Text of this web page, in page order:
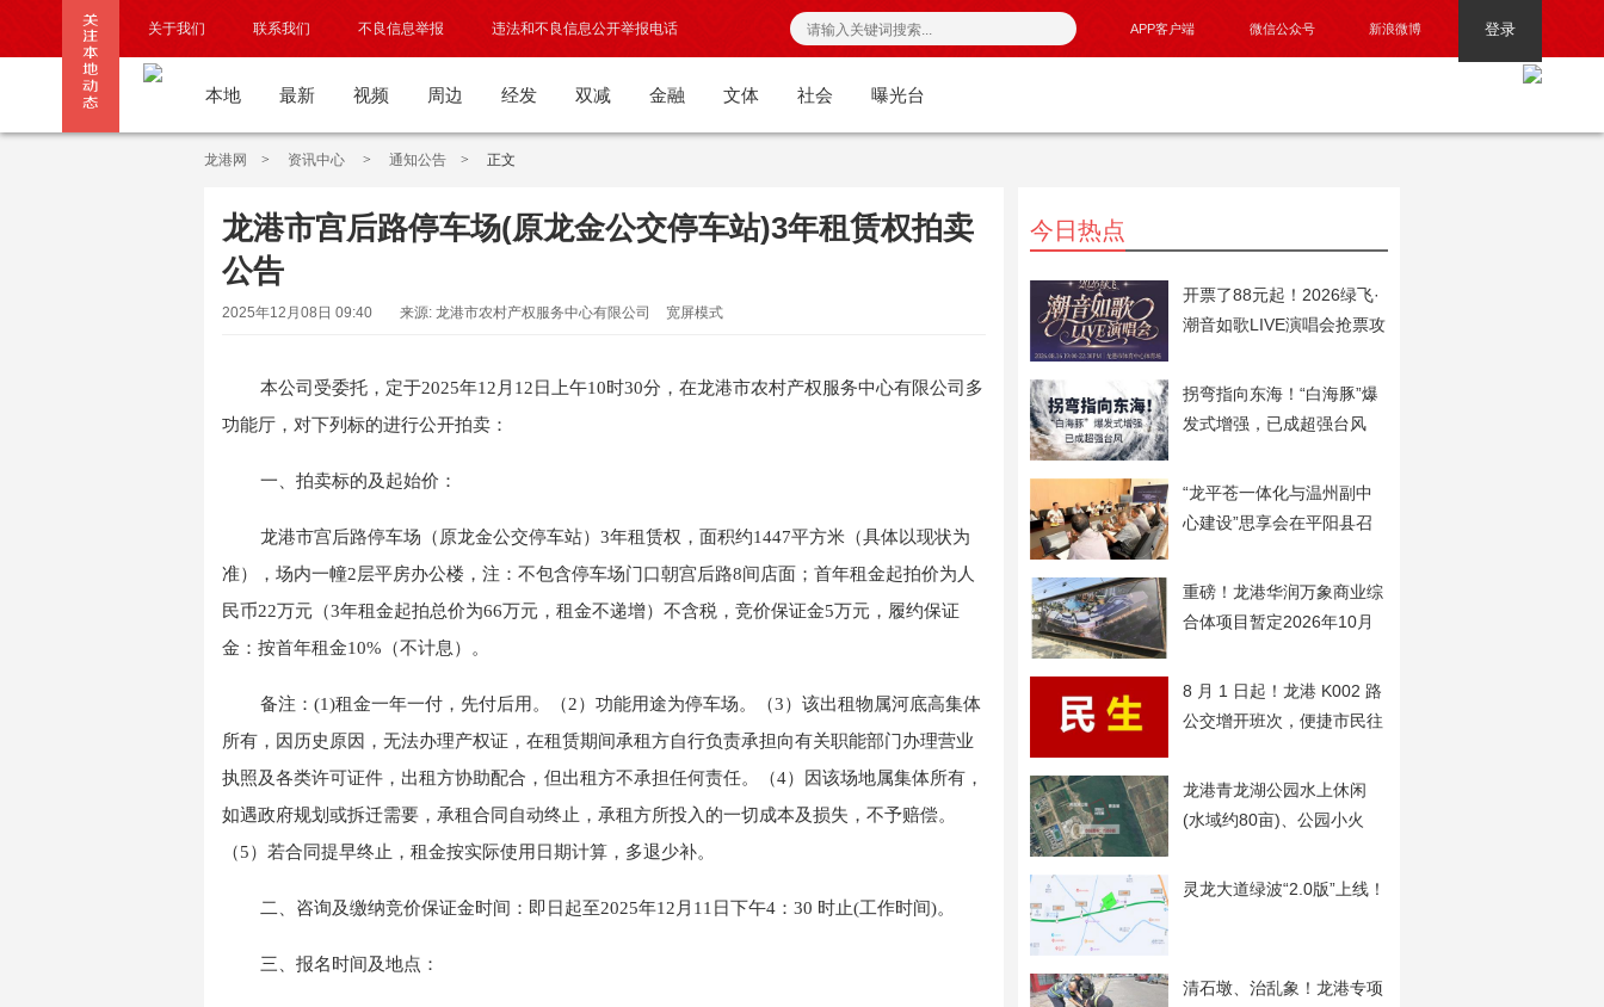
关于我们 联系我们 不良信息举报 违法和不良信息公开举报电话 APP客户端 微信公众号 新浪微博 登录
本地 最新 视频 周边 经发 双减 金融 文体 社会 曝光台
龙港网 > 资讯中心 > 通知公告 > 正文
龙港市宫后路停车场(原龙金公交停车站)3年租赁权拍卖
公告
2025年12月08日 09:40 来源: 龙港市农村产权服务中心有限公司 宽屏模式
本公司受委托，定于2025年12 月 12 日 上午10时30分 ，在龙港市农村产权服务中心有限公司 多
功能厅，对下列标的进行公开拍卖：
一、拍卖标的及起始价：
龙港市宫后路停车场（原龙金公交停车站） 3年租赁权，面积约1447平方米（具体以现状为
准），场内一幢2层平房办公楼，注：不包含停车场门口朝宫后路8间店面；首年租金起拍价为人
民币22万元（3年租金起拍总价为66万元，租金不递增）不含税，竞价保证金5万元，履约保证
金：按首年租金10%（不计息）。
备注： (1)租金一年一付，先付后用。（2）功能用途为停车场。（3）该出租物属河底高集体
所有，因历史原因，无法办理产权证，在租赁期间承租方自行负责承担向有关职能部门办理营业
执照及各类许可证件，出租方协助配合，但出租方不承担任何责任。（4）因该场地属集体所有，
如遇政府规划或拆迁需要，承租合同自动终止，承租方所投入的一切成本及损失，不予赔偿。
（5）若合同提早终止，租金按实际使用日期计算，多退少补。
二 、咨询及缴纳竞价保证金时间：即日起至2025年12 月 11 日下午4：30 时止(工作时间)。
三 、报名时间及地点：
今日热点
开票了88元起！2026绿飞·
潮音如歌LIVE演唱会抢票攻
拐弯指向东海！“白海豚”爆
发式增强，已成超强台风
“龙平苍一体化与温州副中
心建设”思享会在平阳县召
重磅！龙港华润万象商业综
合体项目暂定2026年10月
8 月 1 日起！龙港 K002 路
公交增开班次，便捷市民往
龙港青龙湖公园水上休闲
(水域约80亩)、公园小火
首年7万起拍
灵龙大道绿波“2.0版”上线！
清石墩、治乱象！龙港专项